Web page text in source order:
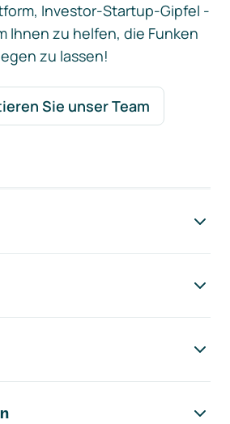
Investor-Startup-Gipfel -
Ihnen zu helfen, die Funken
zu lassen!
Sie unser Team